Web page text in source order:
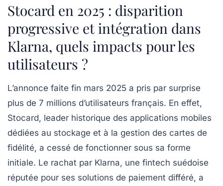
Stocard en 2025 : disparition
progressive et intégration dans
Klarna, quels impacts pour les
utilisateurs ?
L’annonce faite fin mars 2025 a pris par surprise
plus de 7 millions d’utilisateurs français. En effet,
Stocard, leader historique des applications mobiles
dédiées au stockage et à la gestion des cartes de
fidélité, a cessé de fonctionner sous sa forme
initiale. Le rachat par Klarna, une fintech suédoise
réputée pour ses solutions de paiement différé, a